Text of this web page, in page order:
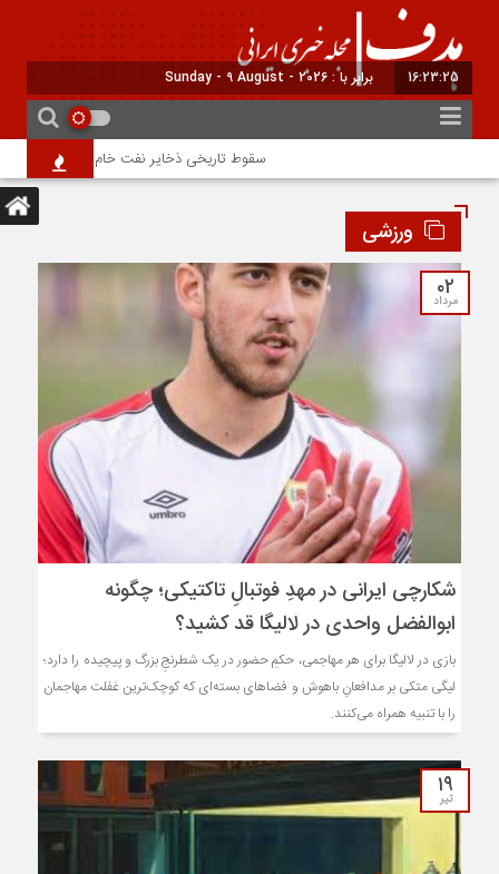
16:23:26 برابر با : Sunday - 9 August - 2026
سقوط تاریخی ذخایر نفت خام آمریکا؛ هفده هفته
ورزشی
۰۲
مرداد
شکارچی ایرانی در مهدِ فوتبالِ تاکتیکی؛ چگونه
ابوالفضل واحدی در لالیگا قد کشید؟
بازی در لالیگا برای هر مهاجمی، حکمِ حضور در یک شطرنجِ بزرگ و پیچیده را دارد؛
لیگی متکی بر مدافعانِ باهوش و فضاهای بسته‌ای که کوچک‌ترین غفلت مهاجمان
را با تنبیه همراه می‌کنند.
۱۹
تیر